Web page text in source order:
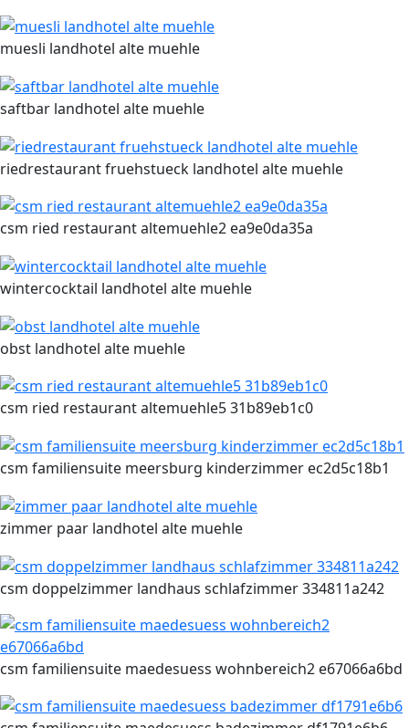
muesli landhotel alte muehle
saftbar landhotel alte muehle
riedrestaurant fruehstueck landhotel alte muehle
csm ried restaurant altemuehle2 ea9e0da35a
wintercocktail landhotel alte muehle
obst landhotel alte muehle
csm ried restaurant altemuehle5 31b89eb1c0
csm familiensuite meersburg kinderzimmer ec2d5c18b1
zimmer paar landhotel alte muehle
csm doppelzimmer landhaus schlafzimmer 334811a242
csm familiensuite maedesuess wohnbereich2 e67066a6bd